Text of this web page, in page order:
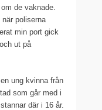
de vaknade.
poliserna
min port gick
ut på
ung kvinna från
som går med i
där i 16 år.